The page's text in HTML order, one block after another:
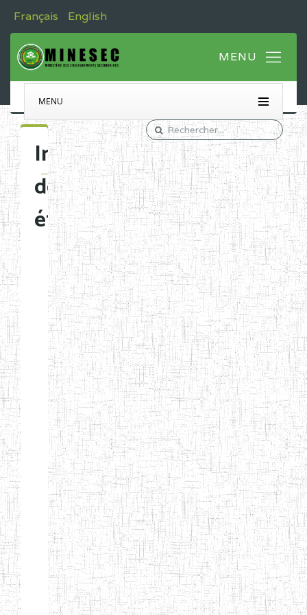
Français English
MENU
Immatriculation
des
établissements
Etablissements
d'enseignement
normal
ENI
Chercher:
Effacer les filtres
Denomination
Type